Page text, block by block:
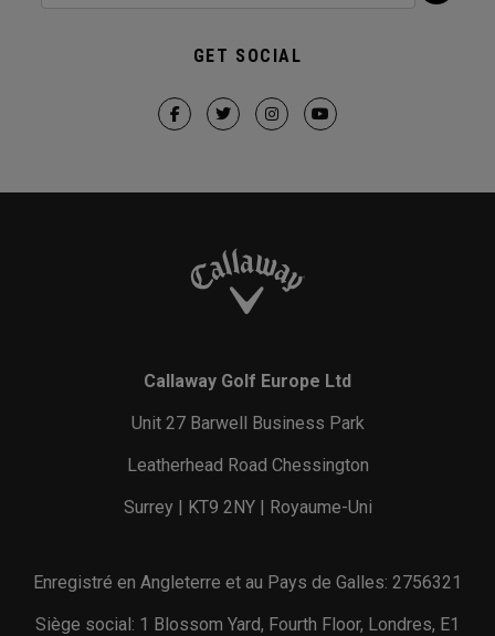
GET SOCIAL
Callaway Golf Europe Ltd
Unit 27 Barwell Business Park
Leatherhead Road Chessington
Surrey | KT9 2NY | Royaume-Uni
Enregistré en Angleterre et au Pays de Galles: 2756321
Siège social: 1 Blossom Yard, Fourth Floor, Londres, E1